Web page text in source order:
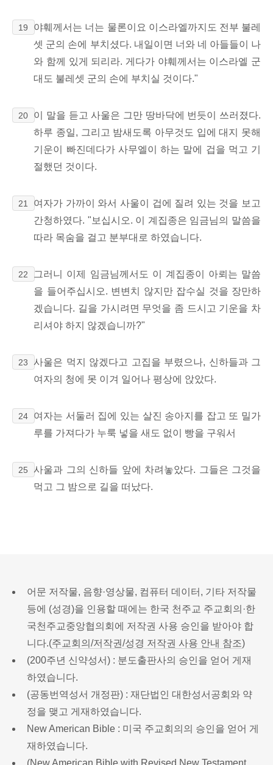
19
야훼께서는 너는 물론이요 이스라엘까지도 전부 불레
셋 군의 손에 부치셨다. 내일이면 너와 네 아들들이 나
와 함께 있게 되리라. 게다가 야훼께서는 이스라엘 군
대도 불레셋 군의 손에 부치실 것이다."
20
이 말을 듣고 사울은 그만 땅바닥에 번듯이 쓰러졌다.
하루 종일, 그리고 밤새도록 아무것도 입에 대지 못해
기운이 빠진데다가 사무엘이 하는 말에 겁을 먹고 기
절했던 것이다.
21
여자가 가까이 와서 사울이 겁에 질려 있는 것을 보고
간청하였다. "보십시오. 이 계집종은 임금님의 말씀을
따라 목숨을 걸고 분부대로 하였습니다.
22
그러니 이제 임금님께서도 이 계집종이 아뢰는 말씀
을 들어주십시오. 변변치 않지만 잡수실 것을 장만하
겠습니다. 길을 가시려면 무엇을 좀 드시고 기운을 차
리셔야 하지 않겠습니까?"
23
사울은 먹지 않겠다고 고집을 부렸으나, 신하들과 그
여자의 청에 못 이겨 일어나 평상에 앉았다.
24
여자는 서둘러 집에 있는 살진 송아지를 잡고 또 밀가
루를 가져다가 누룩 넣을 새도 없이 빵을 구워서
25
사울과 그의 신하들 앞에 차려놓았다. 그들은 그것을
먹고 그 밤으로 길을 떠났다.
어문 저작물, 음향·영상물, 컴퓨터 데이터, 기타 저작물
등에 (성경)을 인용할 때에는 한국 천주교 주교회의·한
국천주교중앙협의회에 저작권 사용 승인을 받아야 합
니다.(주교회의/저작권/성경 저작권 사용 안내 참조)
(200주년 신약성서) : 분도출판사의 승인을 얻어 게재
하였습니다.
(공동번역성서 개정판) : 재단법인 대한성서공회와 약
정을 맺고 게재하였습니다.
New American Bible : 미국 주교회의의 승인을 얻어 게
재하였습니다.
(New American Bible with Revised New Testament